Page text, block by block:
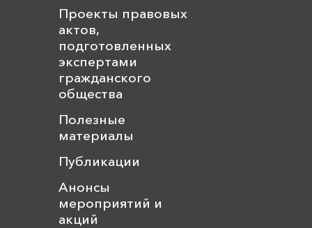
Проекты правовых
актов,
подготовленных
экспертами
гражданского
общества
Полезные
материалы
Публикации
Анонсы
мероприятий и
акций